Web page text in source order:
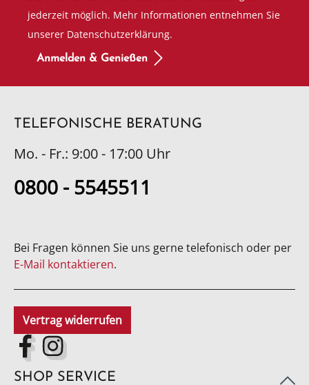
jederzeit möglich. Mehr Informationen entnehmen Sie
unserer Datenschutzerklärung.
Anmelden & Genießen
TELEFONISCHE BERATUNG
Mo. - Fr.: 9:00 - 17:00 Uhr
0800 - 5545511
Bei Fragen können Sie uns gerne telefonisch oder per
E-Mail kontaktieren.
Vertrag widerrufen
SHOP SERVICE